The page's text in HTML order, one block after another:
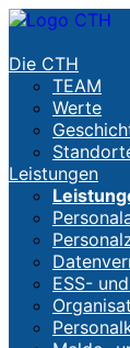
Die CTH
TEAM
Werte
Leistungen
ESS-